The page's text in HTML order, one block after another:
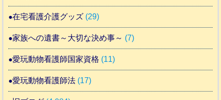
在宅看護介護グッズ (29)
家族への遺書～大切な決め事～ (7)
愛玩動物看護師国家資格 (11)
愛玩動物看護師法 (17)